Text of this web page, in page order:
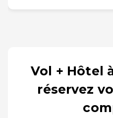
Vol + Hôtel
réservez